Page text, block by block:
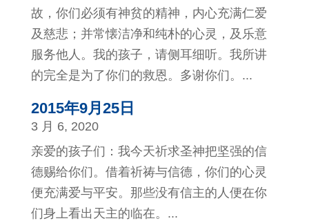
故，你们必须有神贫的精神，内心充满仁爱
及慈悲；并常懐洁净和纯朴的心灵，及乐意
服务他人。我的孩子，请侧耳细听。我所讲
的完全是为了你们的救恩。多谢你们。...
2015年9月25日
3 月 6, 2020
亲爱的孩子们：我今天祈求圣神把坚强的信
德赐给你们。借着祈祷与信德，你们的心灵
便充满爱与平安。那些没有信主的人便在你
们身上看出天主的临在。...